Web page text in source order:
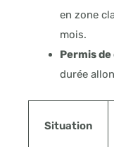
en zone
mois.
Permis
durée
Situation